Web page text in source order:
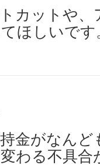
カットや
ほしいです
金がなん
わる不具合